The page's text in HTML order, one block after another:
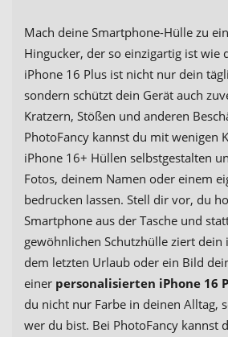
Mach deine Smartphone-Hülle zu
Hingucker, der so einzigartig ist wie
iPhone 16 Plus ist nicht nur dein
sondern schützt dein Gerät auch
Kratzern, Stößen und anderen
PhotoFancy kannst du mit wenigen
iPhone 16+ Hüllen selbstgestalten
Fotos, deinem Namen oder einem
bedrucken lassen. Stell dir vor, du
Smartphone aus der Tasche und
gewöhnlichen Schutzhülle ziert dein
dem letzten Urlaub oder ein Bild
einer personalisierten iPhone 16
du nicht nur Farbe in deinen Alltag,
wer du bist. Bei PhotoFancy kannst